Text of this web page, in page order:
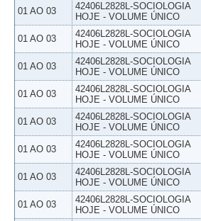
01 AO 03
42406L2828L-SOCIOLOGIA
HOJE - VOLUME ÚNICO
01 AO 03
42406L2828L-SOCIOLOGIA
HOJE - VOLUME ÚNICO
01 AO 03
42406L2828L-SOCIOLOGIA
HOJE - VOLUME ÚNICO
01 AO 03
42406L2828L-SOCIOLOGIA
HOJE - VOLUME ÚNICO
01 AO 03
42406L2828L-SOCIOLOGIA
HOJE - VOLUME ÚNICO
01 AO 03
42406L2828L-SOCIOLOGIA
HOJE - VOLUME ÚNICO
01 AO 03
42406L2828L-SOCIOLOGIA
HOJE - VOLUME ÚNICO
01 AO 03
42406L2828L-SOCIOLOGIA
HOJE - VOLUME ÚNICO